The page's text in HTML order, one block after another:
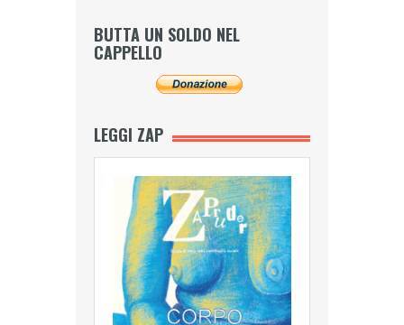
BUTTA UN SOLDO NEL
CAPPELLO
LEGGI ZAP